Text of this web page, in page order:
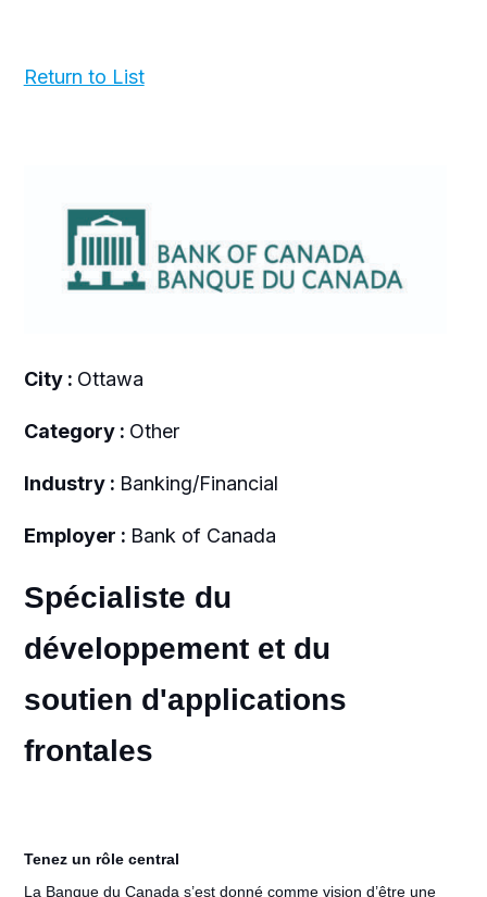
Return to List
City : Ottawa
Category : Other
Industry : Banking/Financial
Employer : Bank of Canada
Spécialiste du
développement et du
soutien d'applications
frontales
Tenez un rôle central
La Banque du Canada s’est donné comme vision d’être une